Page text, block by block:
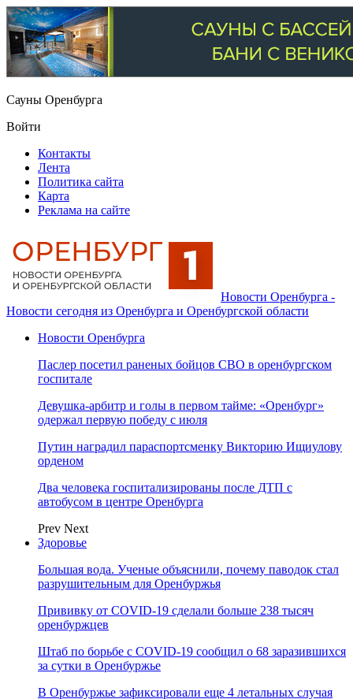
Сауны Оренбурга
Войти
Контакты
Лента
Политика сайта
Карта
Реклама на сайте
Новости Оренбурга -
Новости сегодня из Оренбурга и Оренбургской области
Новости Оренбурга
Паслер посетил раненых бойцов СВО в оренбургском
госпитале
Девушка-арбитр и голы в первом тайме: «Оренбург»
одержал первую победу с июля
Путин наградил параспортсменку Викторию Ищиулову
орденом
Два человека госпитализированы после ДТП с
автобусом в центре Оренбурга
Prev Next
Здоровье
Большая вода. Ученые объяснили, почему паводок стал
разрушительным для Оренбуржья
Прививку от COVID-19 сделали больше 238 тысяч
оренбуржцев
Штаб по борьбе с СOVID-19 сообщил о 68 заразившихся
за сутки в Оренбуржье
В Оренбуржье зафиксировали еще 4 летальных случая